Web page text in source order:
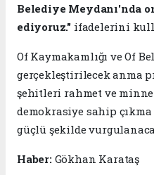
Belediye Meydanı'nda
ediyoruz." ifadelerini
Of Kaymakamlığı ve Of
gerçekleştirilecek anma
şehitleri rahmet ve
demokrasiye sahip
güçlü şekilde
Haber: Gökhan Karataş